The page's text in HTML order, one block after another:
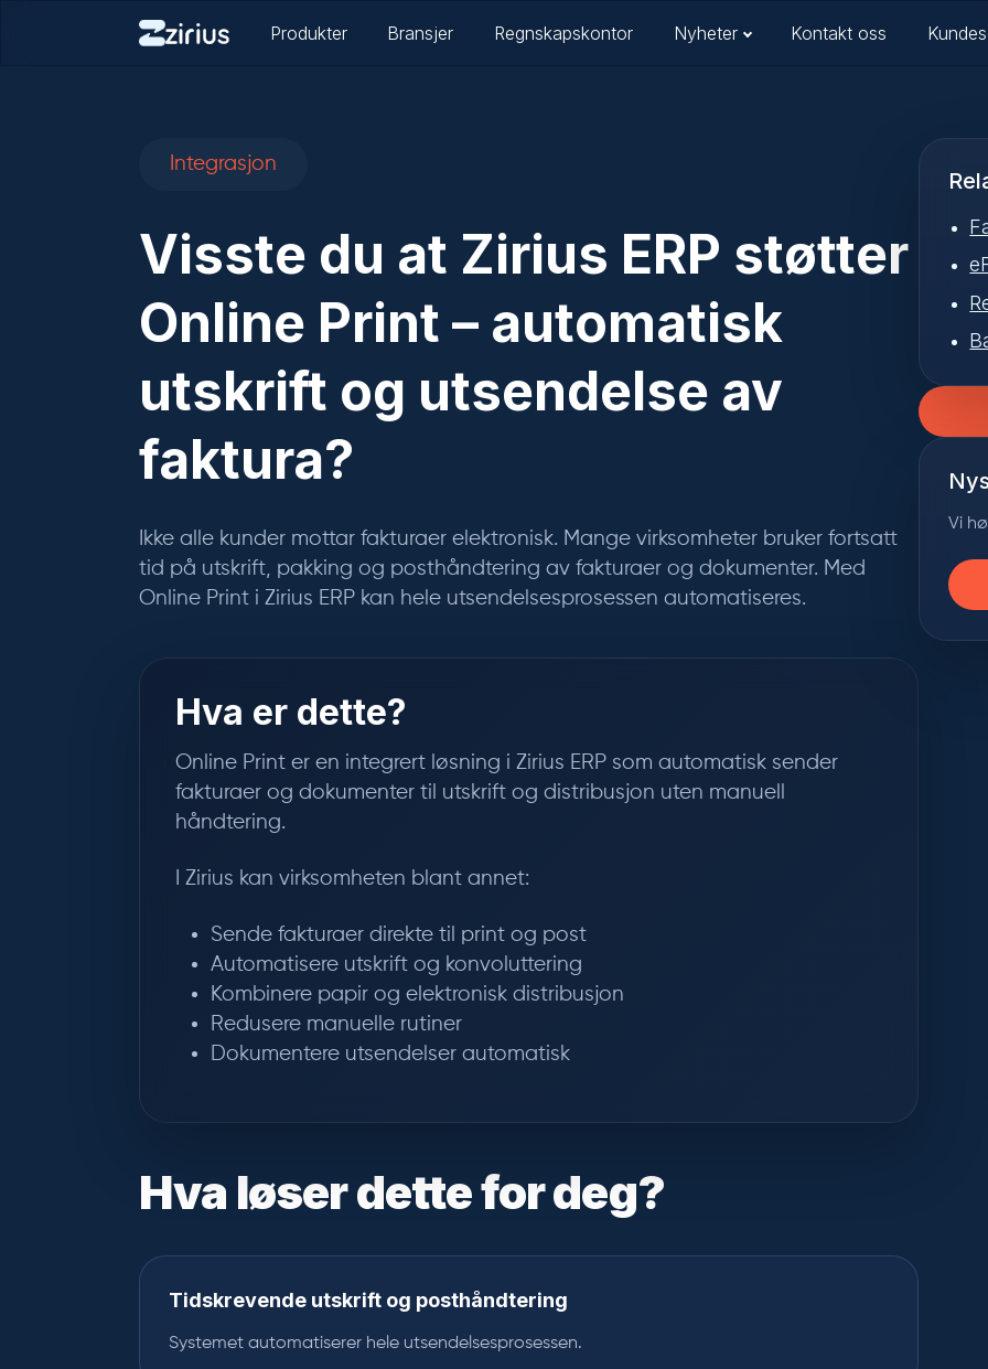
Produkter Bransjer Regnskapskontor Nyheter Kontakt oss
Integrasjon
Visste du at Zirius ERP støtter
Online Print – automatisk
utskrift og utsendelse av
faktura?
Ikke alle kunder mottar fakturaer elektronisk. Mange virksomheter bruker fortsatt
tid på utskrift, pakking og posthåndtering av fakturaer og dokumenter. Med
Online Print i Zirius ERP kan hele utsendelsesprosessen automatiseres.
Hva er dette?
Online Print er en integrert løsning i Zirius ERP som automatisk sender
fakturaer og dokumenter til utskrift og distribusjon uten manuell
håndtering.
I Zirius kan virksomheten blant annet:
Sende fakturaer direkte til print og post
Automatisere utskrift og konvoluttering
Kombinere papir og elektronisk distribusjon
Redusere manuelle rutiner
Dokumentere utsendelser automatisk
Hva løser dette for deg?
Tidskrevende utskrift og posthåndtering
Systemet automatiserer hele utsendelsesprosessen.
Vi